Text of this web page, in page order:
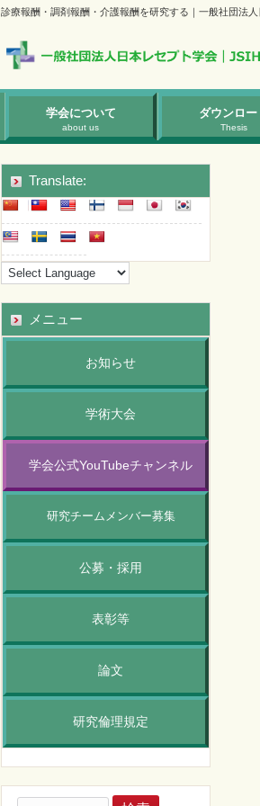
診療報酬・調剤報酬・介護報酬を研究する｜一般社団法
学会について
about us
ダウンロー
Thesis
Translate:
メニュー
お知らせ
学術大会
学会公式YouTubeチャンネル
研究チームメンバー募集
公募・採用
表彰等
論文
研究倫理規定
検